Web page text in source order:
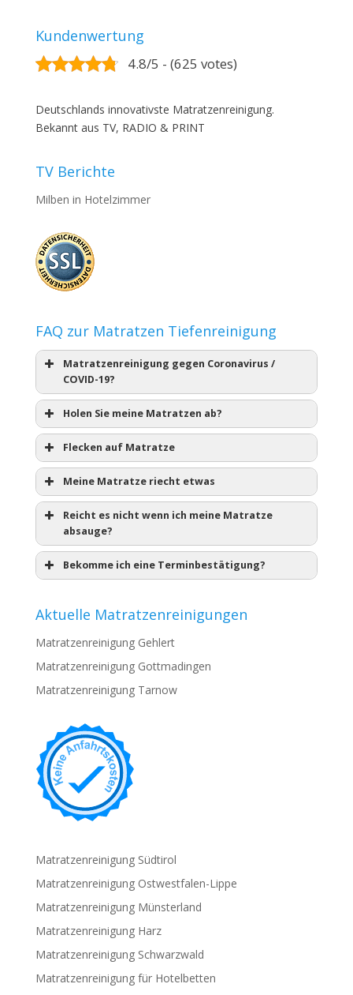
Kundenwertung
4.8/5 - (625 votes)
Deutschlands innovativste Matratzenreinigung.
Bekannt aus TV, RADIO & PRINT
TV Berichte
Milben in Hotelzimmer
FAQ zur Matratzen Tiefenreinigung
Matratzenreinigung gegen Coronavirus /
COVID-19?
Holen Sie meine Matratzen ab?
Flecken auf Matratze
Meine Matratze riecht etwas
Reicht es nicht wenn ich meine Matratze
absauge?
Bekomme ich eine Terminbestätigung?
Aktuelle Matratzenreinigungen
Matratzenreinigung Gehlert
Matratzenreinigung Gottmadingen
Matratzenreinigung Tarnow
Matratzenreinigung Südtirol
Matratzenreinigung Ostwestfalen-Lippe
Matratzenreinigung Münsterland
Matratzenreinigung Harz
Matratzenreinigung Schwarzwald
Matratzenreinigung für Hotelbetten